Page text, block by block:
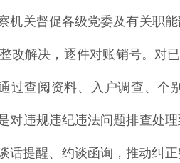
机关督促各级党委及有关职
解决，逐件对账销号。对
过查阅资料、入户调查、个
对违规违纪违法问题排查处
话提醒、约谈函询，推动纠